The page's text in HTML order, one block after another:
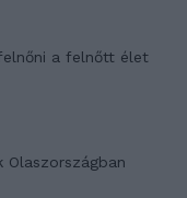
a felnőtt élet